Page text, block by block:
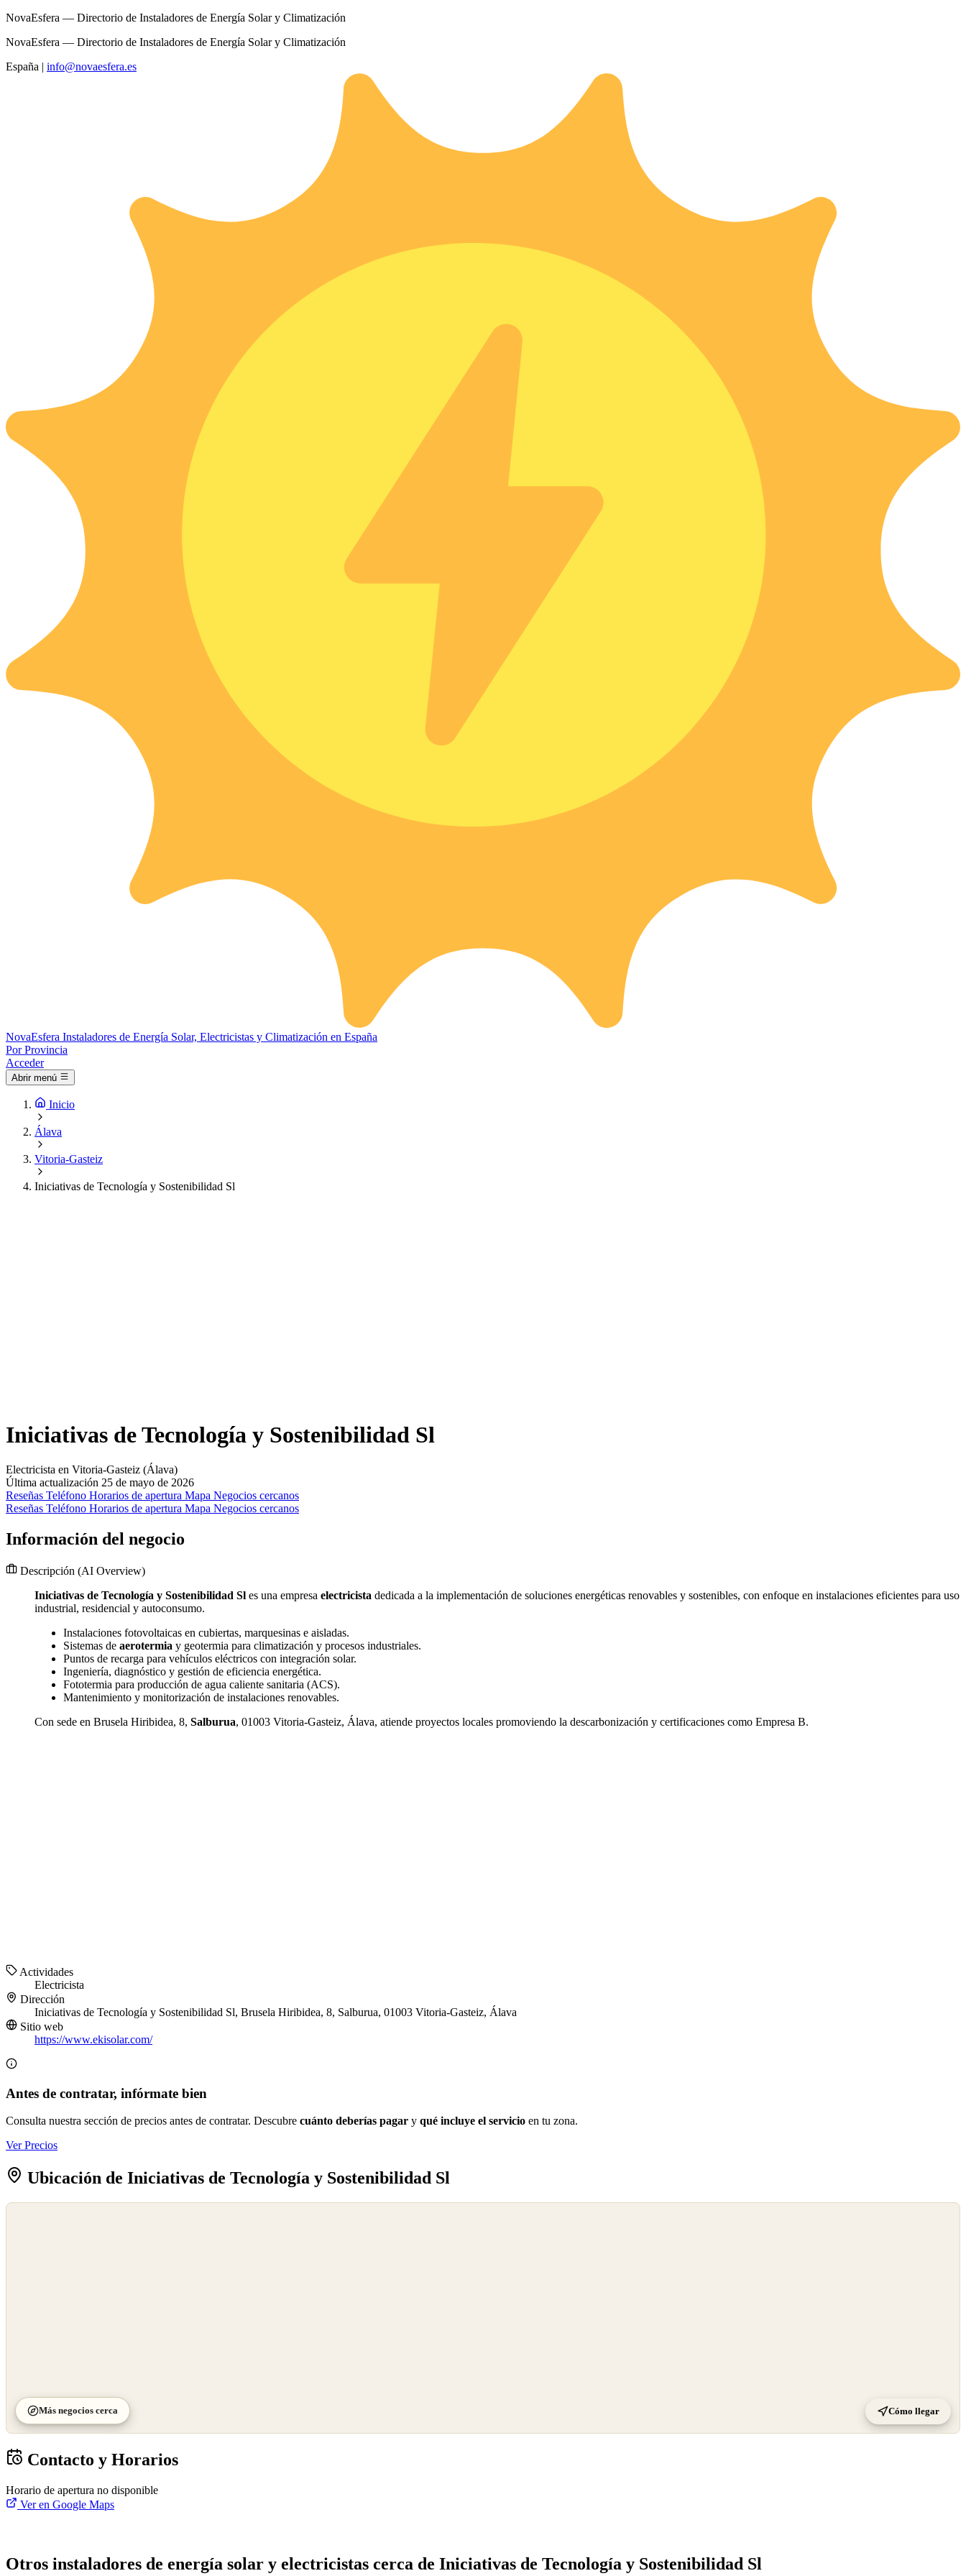
NovaEsfera — Directorio de Instaladores de Energía Solar y Climatización
NovaEsfera — Directorio de Instaladores de Energía Solar y Climatización
España | info@novaesfera.es
NovaEsfera Instaladores de Energía Solar, Electricistas y Climatización en España
Por Provincia
Acceder
Abrir menú
Inicio
Álava
Vitoria-Gasteiz
Iniciativas de Tecnología y Sostenibilidad Sl
Iniciativas de Tecnología y Sostenibilidad Sl
Electricista en Vitoria-Gasteiz (Álava)
Última actualización 25 de mayo de 2026
Reseñas Teléfono Horarios de apertura Mapa Negocios cercanos
Reseñas Teléfono Horarios de apertura Mapa Negocios cercanos
Información del negocio
Descripción (AI Overview)
Iniciativas de Tecnología y Sostenibilidad Sl es una empresa electricista dedicada a la implementación de soluciones energéticas renovables y sostenibles, con enfoque en instalaciones eficientes para uso
industrial, residencial y autoconsumo.
Instalaciones fotovoltaicas en cubiertas, marquesinas e aisladas.
Sistemas de aerotermia y geotermia para climatización y procesos industriales.
Puntos de recarga para vehículos eléctricos con integración solar.
Ingeniería, diagnóstico y gestión de eficiencia energética.
Fototermia para producción de agua caliente sanitaria (ACS).
Mantenimiento y monitorización de instalaciones renovables.
Con sede en Brusela Hiribidea, 8, Salburua, 01003 Vitoria-Gasteiz, Álava, atiende proyectos locales promoviendo la descarbonización y certificaciones como Empresa B.
Actividades
Electricista
Dirección
Iniciativas de Tecnología y Sostenibilidad Sl, Brusela Hiribidea, 8, Salburua, 01003 Vitoria-Gasteiz, Álava
Sitio web
https://www.ekisolar.com/
Antes de contratar, infórmate bien
Consulta nuestra sección de precios antes de contratar. Descubre cuánto deberías pagar y qué incluye el servicio en tu zona.
Ver Precios
Ubicación de Iniciativas de Tecnología y Sostenibilidad Sl
Más negocios cerca Cómo llegar
Contacto y Horarios
Horario de apertura no disponible
Ver en Google Maps
Otros instaladores de energía solar y electricistas cerca de Iniciativas de Tecnología y Sostenibilidad Sl